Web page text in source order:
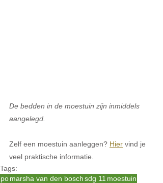
De bedden in de moestuin zijn inmiddels
aangelegd.
Zelf een moestuin aanleggen? Hier vind je
veel praktische informatie.
Tags:
pomarsha van den boschsdg 11 moestuin